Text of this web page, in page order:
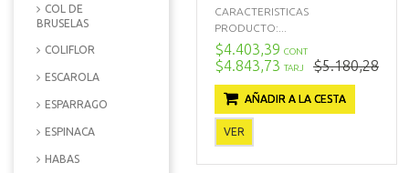
COL DE
BRUSELAS
COLIFLOR
ESCAROLA
ESPARRAGO
ESPINACA
HABAS
CARACTERISTICAS
PRODUCTO:...
$4.403,39 CONT
$4.843,73 TARJ $5.180,28
AÑADIR A LA CESTA
VER